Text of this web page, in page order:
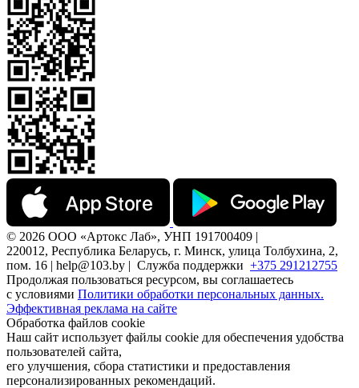
© 2026 ООО «Артокс Лаб», УНП 191700409 |
220012, Республика Беларусь, г. Минск, улица Толбухина, 2,
пом. 16 | help@103.by | Служба поддержки +375 291212755
Продолжая пользоваться ресурсом, вы соглашаетесь
с условиями Политики обработки персональных данных.
Эффективная реклама на сайте
Обработка файлов cookie
Наш сайт использует файлы cookie для обеспечения удобства
пользователей сайта,
его улучшения, сбора статистики и предоставления
персонализированных рекомендаций.